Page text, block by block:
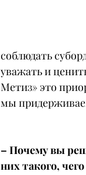
соблюдать
уважать и
Метиз» это
мы
– Почему вы
них такого,